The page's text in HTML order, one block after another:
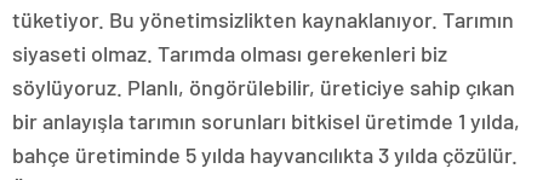
tüketiyor. Bu yönetimsizlikten kaynaklanıyor. Tarımın
siyaseti olmaz. Tarımda olması gerekenleri biz
söylüyoruz. Planlı, öngörülebilir, üreticiye sahip çıkan
bir anlayışla tarımın sorunları bitkisel üretimde 1 yılda,
bahçe üretiminde 5 yılda hayvancılıkta 3 yılda çözülür.